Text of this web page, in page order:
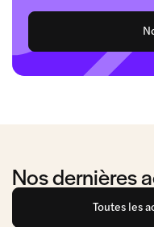
Nos dernières
Toutes les